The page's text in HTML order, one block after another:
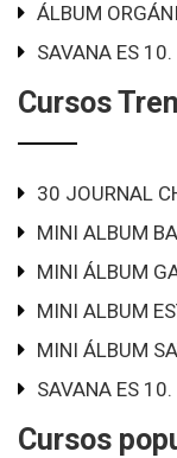
ÁLBUM
SAVANA ES
Cursos
30 JOURNAL
MINI ALBUM
MINI ÁLBUM
MINI ALBUM
MINI ÁLBUM
SAVANA ES
Cursos